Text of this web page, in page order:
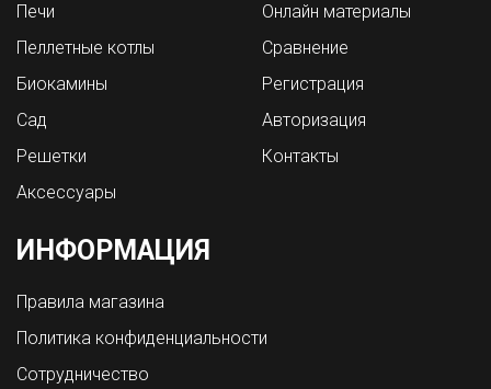
Печи
Пеллетные котлы
Биокамины
Сад
Решетки
Аксессуары
Онлайн материалы
Сравнение
Регистрация
Авторизация
Контакты
ИНФОРМАЦИЯ
Правила магазина
Политика конфиденциальности
Сотрудничество